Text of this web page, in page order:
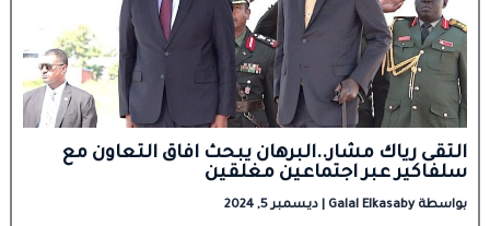
التقى رياك مشار..البرهان يبحث افاق التعاون مع
سلفاكير عبر اجتماعين مغلقين
بواسطة Galal Elkasaby ديسمبر 5, 2024